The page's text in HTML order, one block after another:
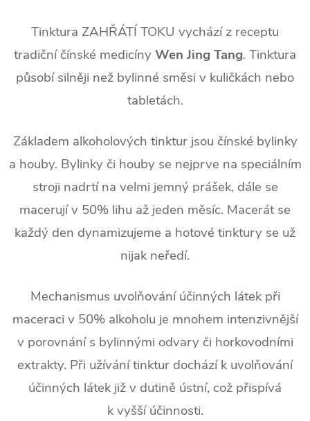
Tinktura ZAHŘÁTÍ TOKU vychází z receptu
tradiční čínské medicínyWen Jing Tang. Tinktura
působí silněji než bylinné směsi v kuličkách nebo
tabletách.
Základem alkoholových tinktur jsou čínské bylinky
a houby. Bylinky či houby se nejprve na speciálním
stroji nadrtí na velmi jemný prášek, dále se
macerují v 50% lihu až jeden měsíc. Macerát se
každý den dynamizujeme a hotové tinktury se už
nijak neředí.
Mechanismus uvolňování účinných látek při
maceraci v 50% alkoholu je mnohem intenzivnější
v porovnání s bylinnými odvary či horkovodními
extrakty. Při užívání tinktur dochází k uvolňování
účinných látek již v dutině ústní, což přispívá
k vyšší účinnosti.